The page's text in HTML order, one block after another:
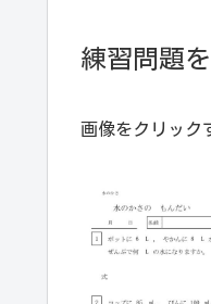
練習問題
画像をクリック